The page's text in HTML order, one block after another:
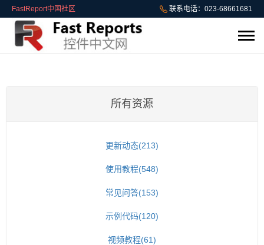
FastReport中国社区 联系电话：023-68661681
所有资源
更新动态(213)
使用教程(548)
常见问答(153)
示例代码(120)
视频教程(61)